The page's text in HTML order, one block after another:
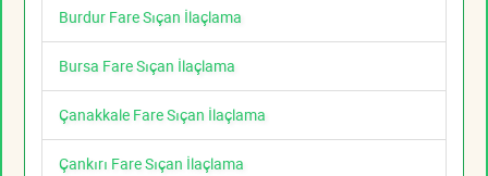
Burdur Fare Sıçan İlaçlama
Bursa Fare Sıçan İlaçlama
Çanakkale Fare Sıçan İlaçlama
Çankırı Fare Sıçan İlaçlama